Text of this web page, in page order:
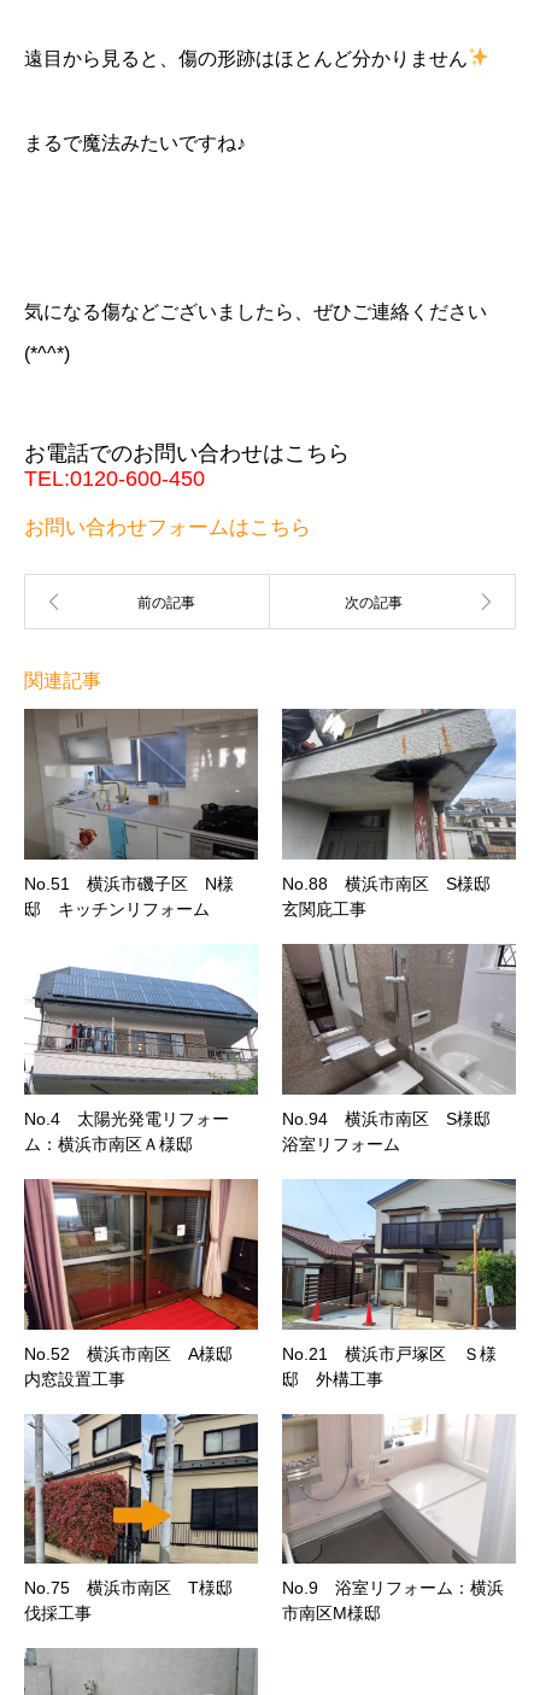
遠目から見ると、傷の形跡はほとんど分かりません
まるで魔法みたいですね♪
気になる傷などございましたら、ぜひご連絡ください
(*^^*)
お電話でのお問い合わせはこちら
TEL:0120-600-450
お問い合わせフォームはこちら
関連記事
No.51 横浜市磯子区 N様
邸 キッチンリフォーム
No.88 横浜市南区 S様邸
玄関庇工事
No.4 太陽光発電リフォー
ム：横浜市南区Ａ様邸
No.94 横浜市南区 S様邸
浴室リフォーム
No.52 横浜市南区 A様邸
内窓設置工事
No.21 横浜市戸塚区 Ｓ様
邸 外構工事
No.75 横浜市南区 T様邸
伐採工事
No.9 浴室リフォーム：横浜
市南区M様邸